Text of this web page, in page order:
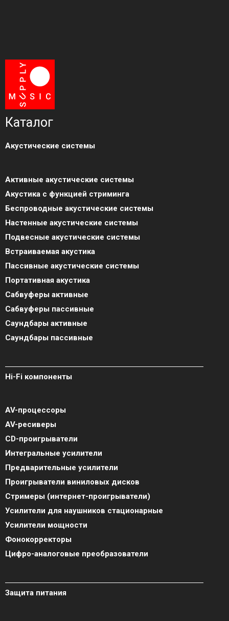
Каталог
Акустические системы
Активные акустические системы
Акустика с функцией стриминга
Беспроводные акустические системы
Настенные акустические системы
Подвесные акустические системы
Встраиваемая акустика
Пассивные акустические системы
Портативная акустика
Сабвуферы активные
Сабвуферы пассивные
Саундбары активные
Саундбары пассивные
Hi-Fi компоненты
AV-процессоры
AV-ресиверы
CD-проигрыватели
Интегральные усилители
Предварительные усилители
Проигрыватели виниловых дисков
Стримеры (интернет-проигрыватели)
Усилители для наушников стационарные
Усилители мощности
Фонокорректоры
Цифро-аналоговые преобразователи
Защита питания